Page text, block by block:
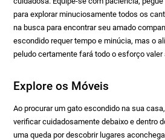
para explorar minuciosamente todos os
na busca para encontrar seu amado
escondido requer tempo e minúcia, mas o
peludo certamente fará todo o esforço valer
Explore os Móveis
Ao procurar um gato escondido na sua
verificar cuidadosamente debaixo e dentro
uma queda por descobrir lugares